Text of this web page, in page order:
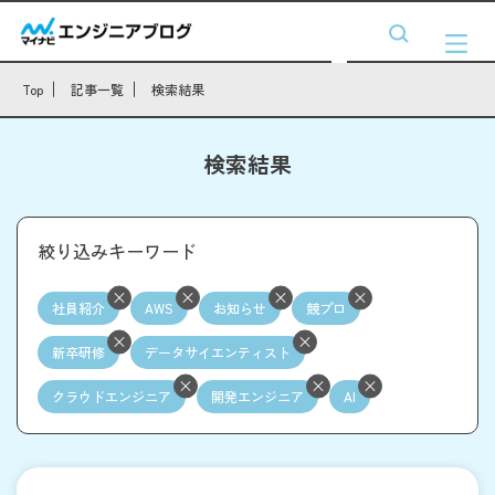
Top 記事一覧 検索結果
検索結果
絞り込みキーワード
社員紹介 AWS お知らせ 競プロ
新卒研修 データサイエンティスト
クラウドエンジニア 開発エンジニア AI